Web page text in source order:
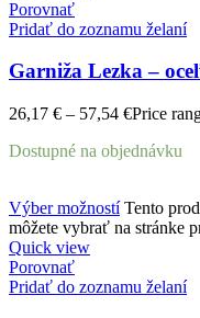
Porovnať
Pridať do zoznamu želaní
Garniža Lezka –
26,17 € – 57,54 €Price
Dostupné na objednávku
Výber možností Tento
môžete vybrať na stránke
Quick view
Porovnať
Pridať do zoznamu želaní